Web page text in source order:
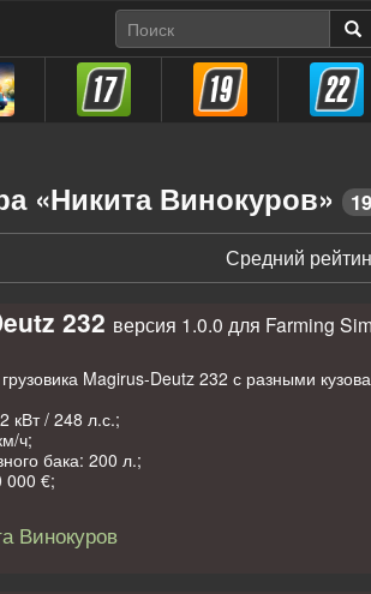
«Никита Винокуров» 19
Средний
232 версия 1.0.0 для Farming
Magirus-Deutz 232 с разными
кВт / 248 л.с.;
ч;
бака: 200 л.;
000 €;
в салон;
Винокуров